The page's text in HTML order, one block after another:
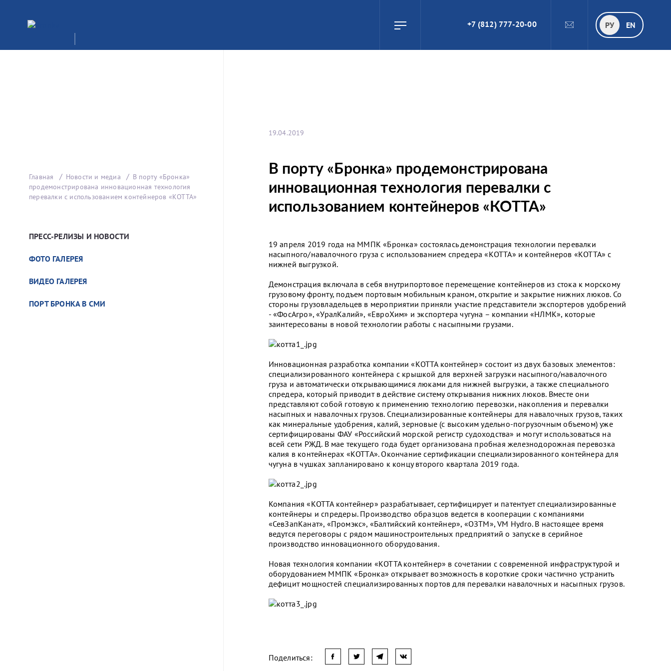
ПОИСК+7 (812) 777-20-00 РУ EN
РУ
Главная Новости и медиа
В порту «Бронка»
продемонстрирована инновационная технология
перевалки с использованием контейнеров «КОТТА»
ПРЕСС-РЕЛИЗЫ И НОВОСТИ
ФОТО ГАЛЕРЕЯ
ВИДЕО ГАЛЕРЕЯ
ПОРТ БРОНКА В СМИ
19.04.2019
В порту «Бронка» продемонстрирована
инновационная технология перевалки с
использованием контейнеров «КОТТА»
19 апреля 2019 года на ММПК «Бронка» состоялась демонстрация технологии перевалки
насыпного/навалочного груза с использованием спредера «КОТТА» и контейнеров «КОТТА» с
нижней выгрузкой.
Демонстрация включала в себя внутрипортовое перемещение контейнеров из стока к морскому
грузовому фронту, подъем портовым мобильным краном, открытие и закрытие нижних люков. Со
стороны грузовладельцев в мероприятии приняли участие представители экспортеров удобрений
- «ФосАгро», «УралКалий», «ЕвроХим» и экспортера чугуна – компании «НЛМК», которые
заинтересованы в новой технологии работы с насыпными грузами.
Инновационная разработка компании «КОТТА контейнер» состоит из двух базовых элементов:
специализированного контейнера с крышкой для верхней загрузки насыпного/навалочного
груза и автоматически открывающимися люками для нижней выгрузки, а также специального
спредера, который приводит в действие систему открывания нижних люков. Вместе они
представляют собой готовую к применению технологию перевозки, накопления и перевалки
насыпных и навалочных грузов. Специализированные контейнеры для навалочных грузов, таких
как минеральные удобрения, калий, зерновые (с высоким удельно-погрузочным объемом) уже
сертифицированы ФАУ «Российский морской регистр судоходства» и могут использоваться на
всей сети РЖД. В мае текущего года будет организована пробная железнодорожная перевозка
калия в контейнерах «КОТТА». Окончание сертификации специализированного контейнера для
чугуна в чушках запланировано к концу второго квартала 2019 года.
Компания «КОТТА контейнер» разрабатывает, сертифицирует и патентует специализированные
контейнеры и спредеры. Производство образцов ведется в кооперации с компаниями
«СевЗапКанат», «Промэкс», «Балтийский контейнер», «ОЗТМ», VM Hydro. В настоящее время
ведутся переговоры с рядом машиностроительных предприятий о запуске в серийное
производство инновационного оборудования.
Новая технология компании «КОТТА контейнер» в сочетании с современной инфраструктурой и
оборудованием ММПК «Бронка» открывает возможность в короткие сроки частично устранить
дефицит мощностей специализированных портов для перевалки навалочных и насыпных грузов.
Поделиться: